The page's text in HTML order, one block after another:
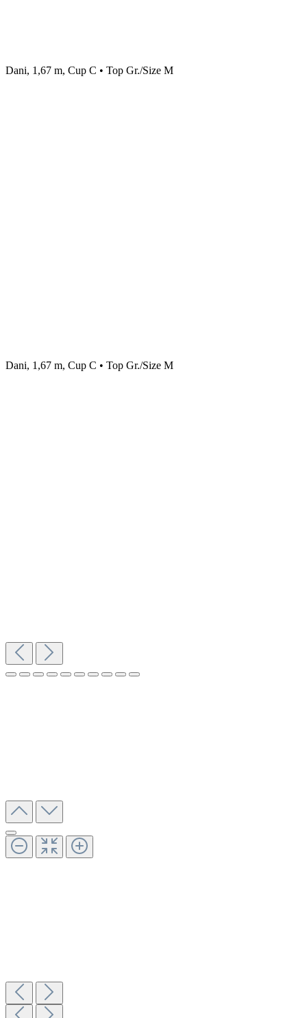
Dani, 1,67 m, Cup C • Top Gr./Size M
Dani, 1,67 m, Cup C • Top Gr./Size M